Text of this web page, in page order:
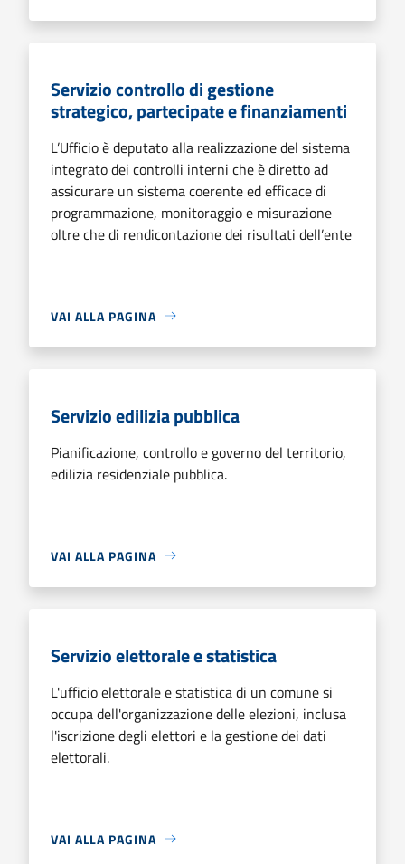
Servizio controllo di gestione
strategico, partecipate e finanziamenti
L’Ufficio è deputato alla realizzazione del sistema
integrato dei controlli interni che è diretto ad
assicurare un sistema coerente ed efficace di
programmazione, monitoraggio e misurazione
oltre che di rendicontazione dei risultati dell’ente
VAI ALLA PAGINA
Servizio edilizia pubblica
Pianificazione, controllo e governo del territorio,
edilizia residenziale pubblica.
VAI ALLA PAGINA
Servizio elettorale e statistica
L'ufficio elettorale e statistica di un comune si
occupa dell'organizzazione delle elezioni, inclusa
l'iscrizione degli elettori e la gestione dei dati
elettorali.
VAI ALLA PAGINA